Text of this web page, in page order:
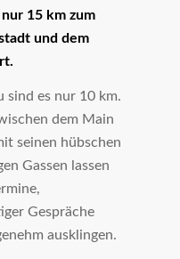
15 km zum
und dem
sind es nur 10 km.
dem Main
seinen hübschen
Gassen lassen
Gespräche
ausklingen.